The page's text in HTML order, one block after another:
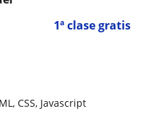
1ª clase gratis
CSS, Javascript